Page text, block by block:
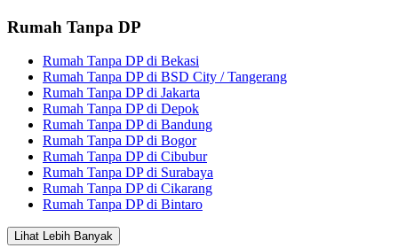
Rumah Tanpa DP
Rumah Tanpa DP di Bekasi
Rumah Tanpa DP di BSD City / Tangerang
Rumah Tanpa DP di Jakarta
Rumah Tanpa DP di Depok
Rumah Tanpa DP di Bandung
Rumah Tanpa DP di Bogor
Rumah Tanpa DP di Cibubur
Rumah Tanpa DP di Surabaya
Rumah Tanpa DP di Cikarang
Rumah Tanpa DP di Bintaro
Lihat Lebih Banyak